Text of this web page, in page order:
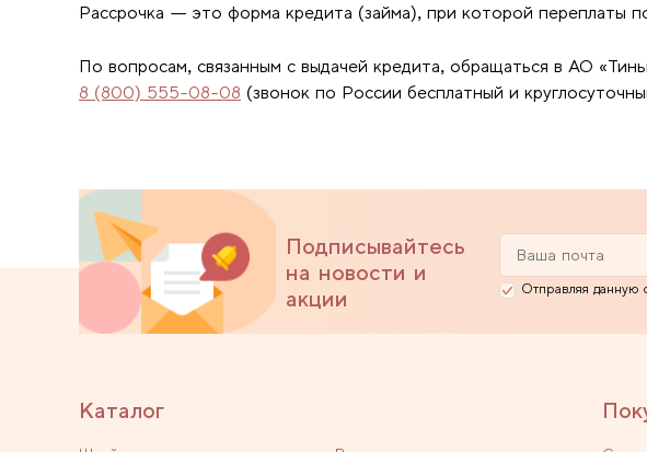
Рассрочка — это форма кредита (займа), при которой переплаты
По вопросам, связанным с выдачей кредита, обращаться в АО
8 (800) 555-08-08 (звонок по России бесплатный и
Подписывайтесь
на новости и
акции
Отправляя данную
Каталог